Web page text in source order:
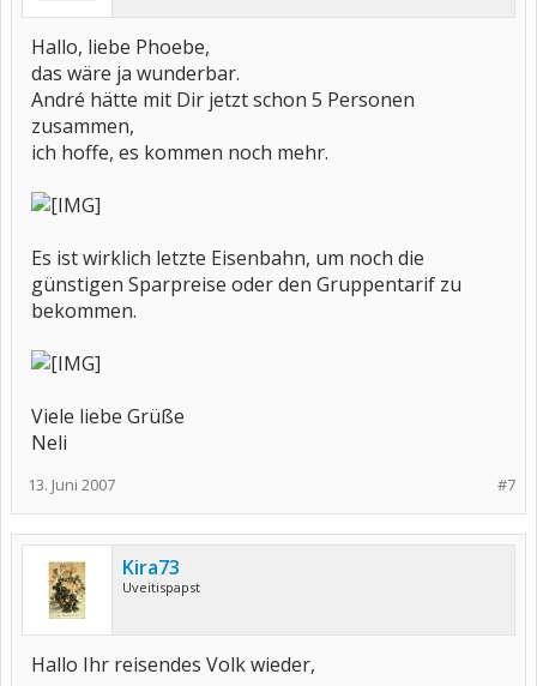
Hallo, liebe Phoebe,
das wäre ja wunderbar.
André hätte mit Dir jetzt schon 5 Personen
zusammen,
ich hoffe, es kommen noch mehr.
Es ist wirklich letzte Eisenbahn, um noch die
günstigen Sparpreise oder den Gruppentarif zu
bekommen.
Viele liebe Grüße
Neli
#7
13. Juni 2007
Kira73
Uveitispapst
Hallo Ihr reisendes Volk wieder,